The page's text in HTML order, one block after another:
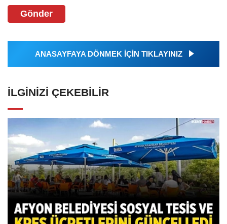
Gönder
ANASAYFAYA DÖNMEK İÇİN TIKLAYINIZ
İLGINIZI ÇEKEBILIR